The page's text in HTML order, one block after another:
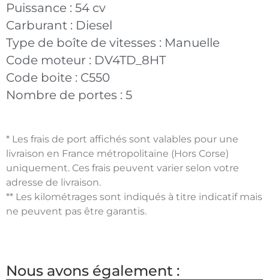
Puissance : 54 cv
Carburant : Diesel
Type de boîte de vitesses : Manuelle
Code moteur : DV4TD_8HT
Code boite : C550
Nombre de portes : 5
* Les frais de port affichés sont valables pour une
livraison en France métropolitaine (Hors Corse)
uniquement. Ces frais peuvent varier selon votre
adresse de livraison.
** Les kilométrages sont indiqués à titre indicatif mais
ne peuvent pas être garantis.
Nous avons également :